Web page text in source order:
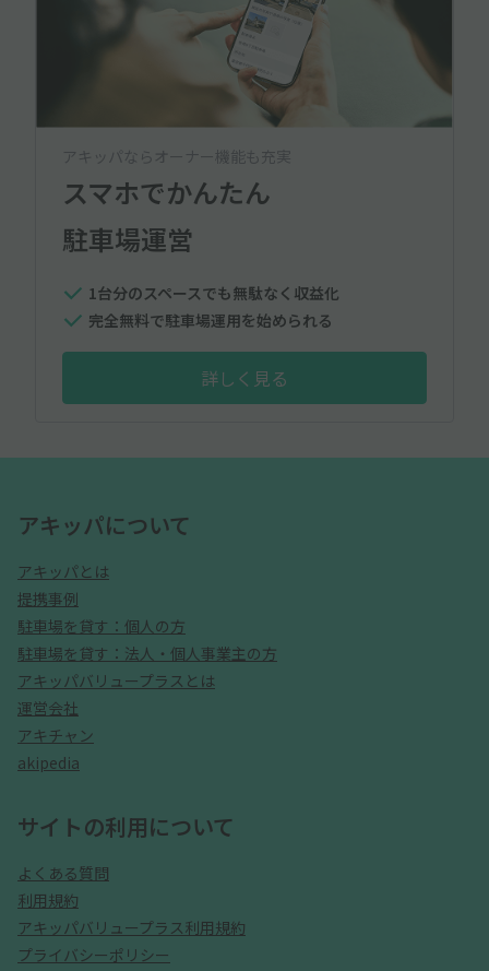
アキッパならオーナー機能も充実
スマホでかんたん
駐車場運営
1台分のスペースでも無駄なく収益化
完全無料で駐車場運用を始められる
詳しく見る
アキッパについて
アキッパとは
提携事例
駐車場を貸す：個人の方
駐車場を貸す：法人・個人事業主の方
アキッパバリュープラスとは
運営会社
アキチャン
akipedia
サイトの利用について
よくある質問
利用規約
アキッパバリュープラス利用規約
プライバシーポリシー